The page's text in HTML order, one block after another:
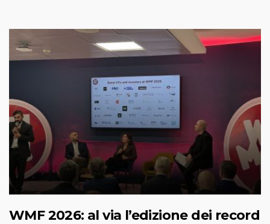
WMF 2026: al via l’edizione dei record